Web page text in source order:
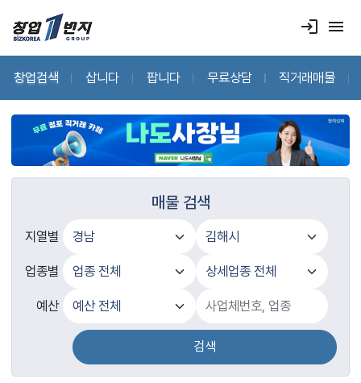
login menu
창업검색 삽니다 팝니다 무료상담 직거래매물
매물 검색
지열별
업종별
예산
검색